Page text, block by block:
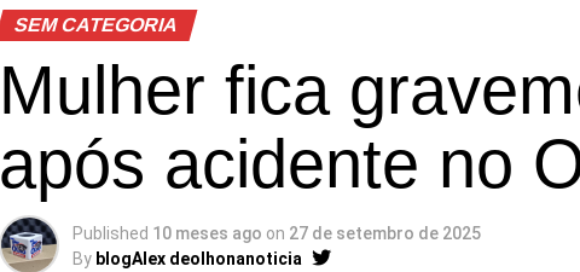
SEM CATEGORIA
Mulher fica
após acidente no
Published 10 meses ago on 27 de setembro de 2025
By blogAlex deolhonanoticia